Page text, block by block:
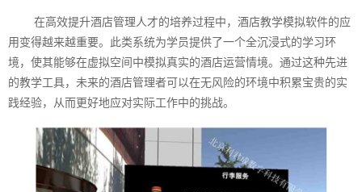
在高效提升酒店管理人才的培养过程中，酒店教学模拟软件的应
用变得越来越重要。此类系统为学员提供了一个全沉浸式的学习环
境，使其能够在虚拟空间中模拟真实的酒店运营情境。通过这种先进
的教学工具，未来的酒店管理者可以在无风险的环境中积累宝贵的实
践经验，从而更好地应对实际工作中的挑战。